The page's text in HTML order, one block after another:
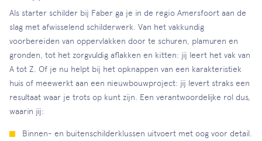
Als starter schilder bij Faber ga je in de regio Amersfoort aan de
slag met afwisselend schilderwerk. Van het vakkundig
voorbereiden van oppervlakken door te schuren, plamuren en
gronden, tot het zorgvuldig aflakken en kitten: jij leert het vak van
A tot Z. Of je nu helpt bij het opknappen van een karakteristiek
huis of meewerkt aan een nieuwbouwproject: jij levert straks een
resultaat waar je trots op kunt zijn. Een verantwoordelijke rol dus,
waarin jij:
Binnen- en buitenschilderklussen uitvoert met oog voor detail.